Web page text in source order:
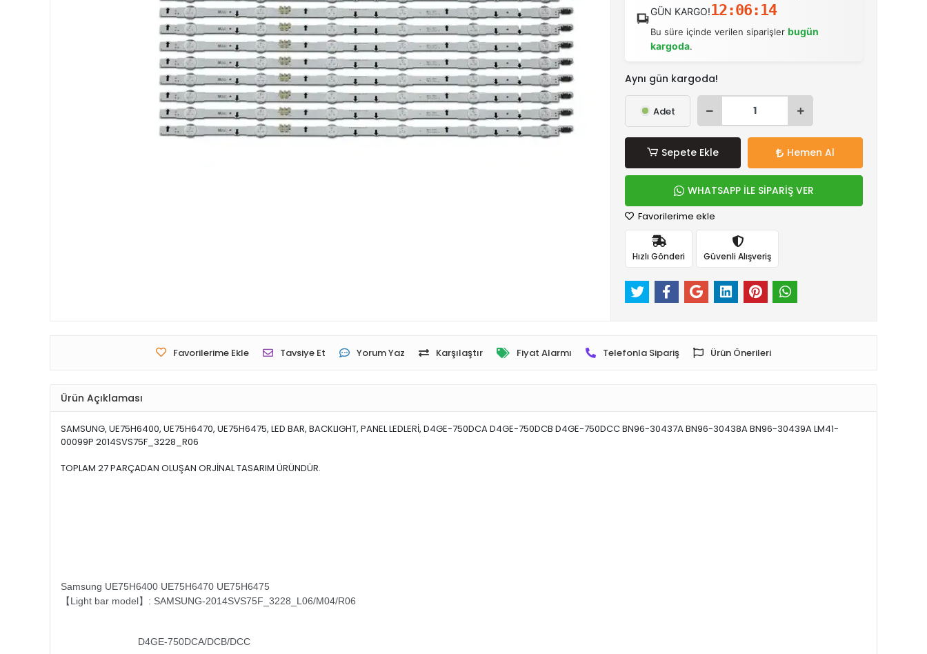
GÜN KARGO!12:06:13
Bu süre içinde verilen siparişler bugün
kargoda.
Aynı gün kargoda!
Adet
Sepete Ekle Hemen Al
WHATSAPP İLE SİPARİŞ VER
Favorilerime ekle
Hızlı Gönderi Güvenli Alışveriş
Favorilerime Ekle Tavsiye Et Yorum Yaz Karşılaştır Fiyat Alarmı Telefonla Sipariş Ürün Önerileri
Ürün Açıklaması
SAMSUNG, UE75H6400, UE75H6470, UE75H6475, LED BAR, BACKLIGHT, PANEL LEDLERİ, D4GE-750DCA D4GE-750DCB D4GE-750DCC BN96-30437A BN96-30438A BN96-30439A LM41-
00099P 2014SVS75F_3228_R06
TOPLAM 27 PARÇADAN OLUŞAN ORJİNAL TASARIM ÜRÜNDÜR.
Samsung UE75H6400 UE75H6470 UE75H6475
【Light bar model】: SAMSUNG-2014SVS75F_3228_L06/M04/R06
D4GE-750DCA/DCB/DCC